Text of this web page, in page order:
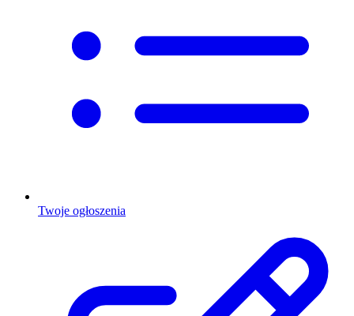
Twoje ogłoszenia